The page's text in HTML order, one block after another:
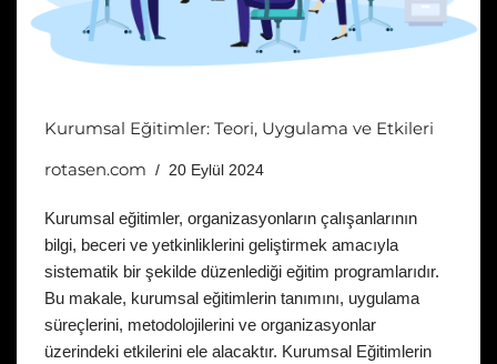
Kurumsal Eğitimler: Teori, Uygulama ve Etkileri
rotasen.com
20 Eylül 2024
Kurumsal eğitimler, organizasyonların çalışanlarının
bilgi, beceri ve yetkinliklerini geliştirmek amacıyla
sistematik bir şekilde düzenlediği eğitim programlarıdır.
Bu makale, kurumsal eğitimlerin tanımını, uygulama
süreçlerini, metodolojilerini ve organizasyonlar
üzerindeki etkilerini ele alacaktır. Kurumsal Eğitimlerin